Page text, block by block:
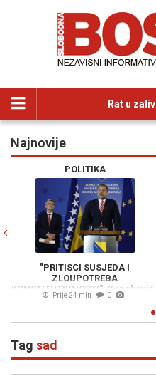
Rat u
Najnovije
POLITIKA
"PRITISCI SUSJEDA I
ZLOUPOTREBA
KONSTITUTIVNOSTI": Konaković
Mehmedović poslali oštre
institucijama BiH
Prije 24 min 0
Tag sad